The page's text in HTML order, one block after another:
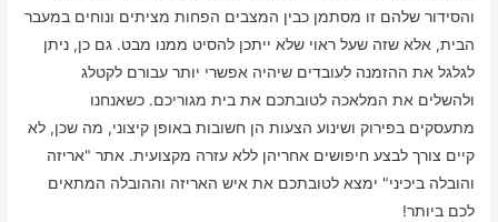
והסידור שלהם זו מסתמן כבין המצבים הפחות מציתים ונוחים במעבר
הבית, אלא שזה שעל ראוי שלא ייתכן להסיט ממנו מבט. גם כן, ניתן
לגלגל את ההזמנה לעובדים שיהיה אפשרי יותר עבורם לקטלג
ולהשלים את המלאכה לטובתכם את בית מגוריכם. כשאנחנו
מתעסקים בפירוק ושינוע הצעות הן חשובות באופן קיצוני, מה שכן, לא
קיים צורך לבצע חיפושים אחריהן ללא עזרה מקצועית. אתר "אריזה
והובלה ביכיני" ימצא לטובתכם את איש האריזה וההובלה המתאים
לכם ביותר!